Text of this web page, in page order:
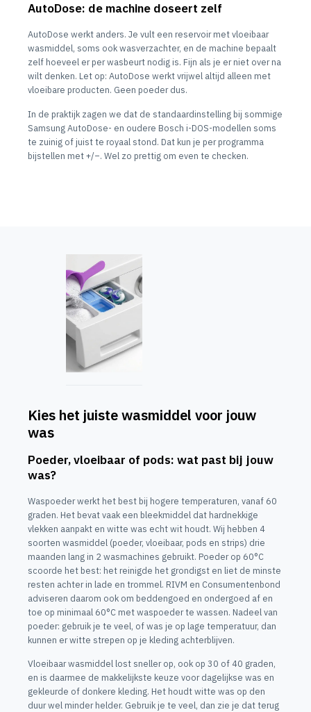
AutoDose: de machine doseert zelf
AutoDose werkt anders. Je vult een reservoir met vloeibaar
wasmiddel, soms ook wasverzachter, en de machine bepaalt
zelf hoeveel er per wasbeurt nodig is. Fijn als je er niet over na
wilt denken. Let op: AutoDose werkt vrijwel altijd alleen met
vloeibare producten. Geen poeder dus.
In de praktijk zagen we dat de standaardinstelling bij sommige
Samsung AutoDose- en oudere Bosch i-DOS-modellen soms
te zuinig of juist te royaal stond. Dat kun je per programma
bijstellen met +/–. Wel zo prettig om even te checken.
Kies het juiste wasmiddel voor jouw
was
Poeder, vloeibaar of pods: wat past bij jouw
was?
Waspoeder werkt het best bij hogere temperaturen, vanaf 60
graden. Het bevat vaak een bleekmiddel dat hardnekkige
vlekken aanpakt en witte was echt wit houdt. Wij hebben 4
soorten wasmiddel (poeder, vloeibaar, pods en strips) drie
maanden lang in 2 wasmachines gebruikt. Poeder op 60°C
scoorde het best: het reinigde het grondigst en liet de minste
resten achter in lade en trommel. RIVM en Consumentenbond
adviseren daarom ook om beddengoed en ondergoed af en
toe op minimaal 60°C met waspoeder te wassen. Nadeel van
poeder: gebruik je te veel, of was je op lage temperatuur, dan
kunnen er witte strepen op je kleding achterblijven.
Vloeibaar wasmiddel lost sneller op, ook op 30 of 40 graden,
en is daarmee de makkelijkste keuze voor dagelijkse was en
gekleurde of donkere kleding. Het houdt witte was op den
duur wel minder helder. Gebruik je te veel, dan zie je dat terug